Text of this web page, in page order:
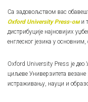
Са задовољством вас
Oxford University Press-оми
дистрибуције најновијих
енглеског језика у
Oxford University Press је
циљеве Универзитета
истраживању, науци и